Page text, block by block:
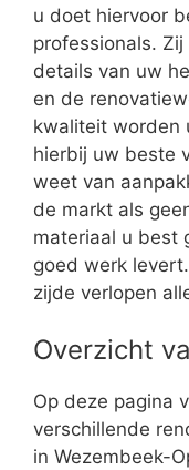
u doet hiervoor
professionals.
details van uw
en de
kwaliteit worden
hierbij uw beste
weet van
de markt als
materiaal u best
goed werk
zijde verlopen
Overzicht
Op deze pagina
verschillende
in Wezembeek-